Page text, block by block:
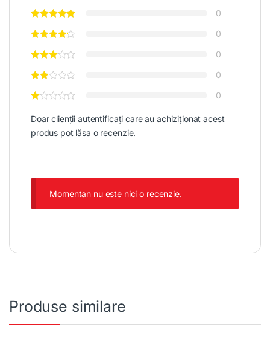
0
0
0
0
0
Doar clienții autentificați care au achiziționat acest
produs pot lăsa o recenzie.
Momentan nu este nici o recenzie.
Produse similare